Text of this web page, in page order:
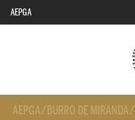
AEPGA
AEPGA/ BURRO DE MIRANDA/